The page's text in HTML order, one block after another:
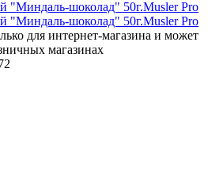
для интернет-магазина и может
магазинах